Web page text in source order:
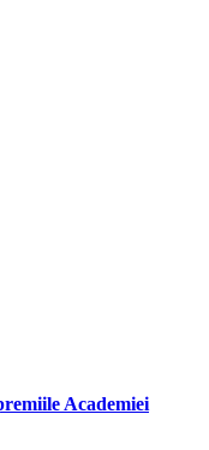
Academiei